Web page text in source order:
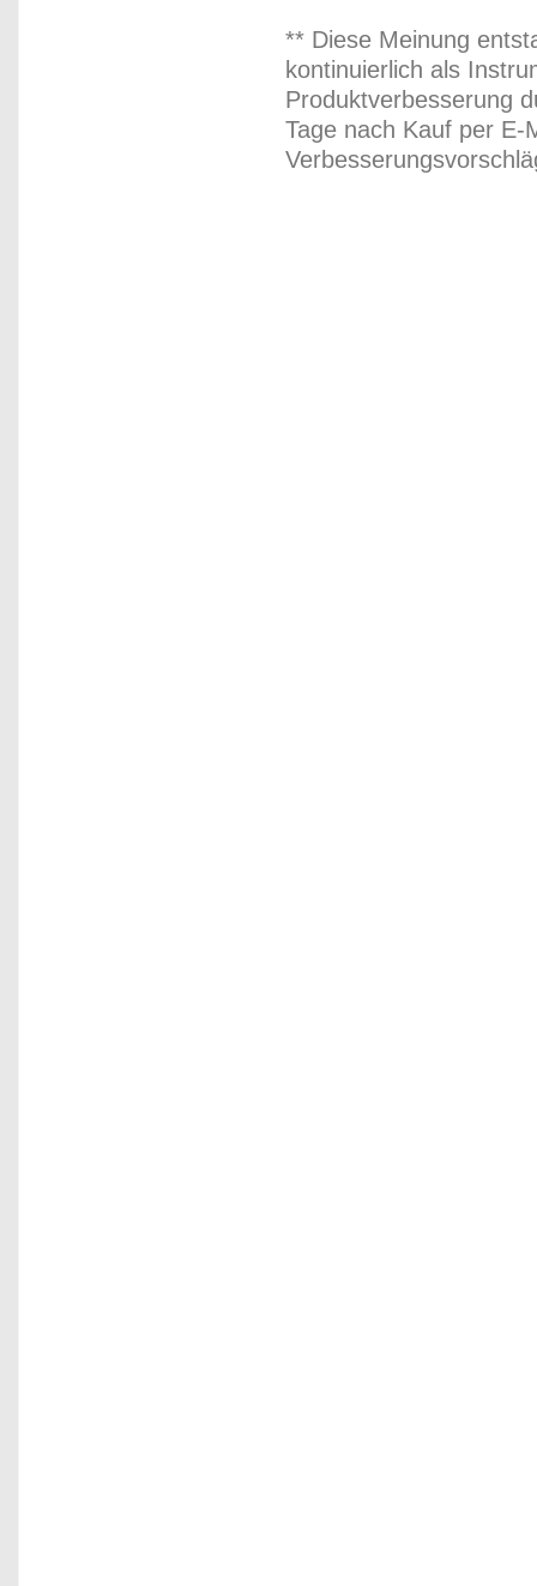
** Diese Meinung
kontinuierlich als
Produktverbesserung
Tage nach Kauf per E-